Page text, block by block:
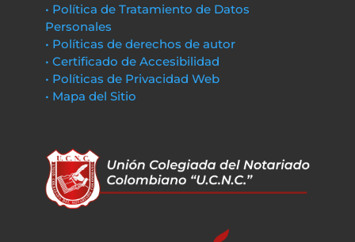
• Política de Tratamiento de Datos
Personales
• Políticas de derechos de autor
• Certificado de Accesibilidad
• Políticas de Privacidad Web
• Mapa del Sitio